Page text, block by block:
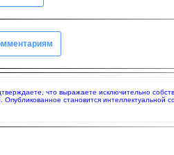
что выражаете исключительно
становится интеллектуальной